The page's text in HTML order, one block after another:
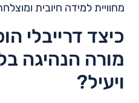
מחוויית למידה חיובית
כיצד דרייבלי
מורה הנהיגה
ויעיל?